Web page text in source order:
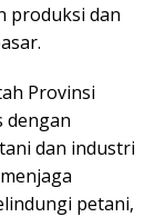
produksi dan
Provinsi
dengan
dan industri
petani,